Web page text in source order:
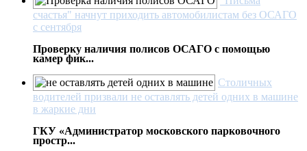
счастья" начнут приходить автомобилистам без ОСАГО
с сентября
Проверку наличия полисов ОСАГО с помощью
камер фик...
Столичных
водителей призвали не оставлять детей одних в машине
в жаркие дни
ГКУ «Администратор московского парковочного
простр...